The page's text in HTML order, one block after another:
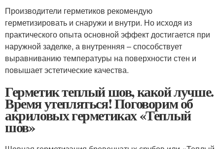
Производители герметиков рекомендую
герметизировать и снаружи и внутри. Но исходя из
практического опыта основной эффект достигается при
наружной заделке, а внутренняя – способствует
выравниванию температуры на поверхности стен и
повышает эстетические качества.
Герметик теплый шов, какой лучше.
Время утепляться! Поговорим об
акриловых герметиках «Теплый
шов»